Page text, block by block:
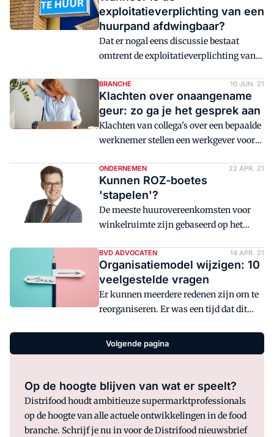
geregeld.
terecht zijn en een administratief
medewerker bekent geld te hebben
overgeboekt naar zijn privérekening. En
niet eenmalig of voor een klein bedrag.
exploitatieverplichting van een
huurpand afdwingbaar?
Dat er nogal eens discussie bestaat
omtrent de exploitatieverplichting van
Nadat een vestiging van Marqt in
Bussum verplaatst naar de overkant van
de straat, beroept de verhuurder zich op
deze verplichting in de
huurovereenkomst
BRANCHE 10 JUN. 21
Klachten over onaangename
geur: zo ga je het gesprek aan
Klachten van collega's over een bepaalde
werknemer stellen een werkgever voor
werkgever dit voldoende serieus nemen
om bestaande onvrede binnen een team
niet te laten escaleren; anderzijds moet
een werkgever in zekere mate
terughoudend zijn, omdat het ook een
ONDERNEMEN 22 APR. 21
Kunnen ROZ-boetes
'stapelen'?
De meeste huurovereenkomsten voor
winkelruimte zijn gebaseerd op het
Zaken (ROZ). In de algemene bepalingen
bij dat model is een boetebeding
opgenomen. Die bepaling leidt geregeld
tot discussie. Bijvoorbeeld over de vraag
of boetes 'stapelen' in die zin dat bij elke
boete verschuldigd is. In 2020 is die
vraag verschillende keren aan rechters
BVD ADVOCATEN 14 APR. 21
Organisatiemodel wijzigen: 10
veelgestelde vragen
Er kunnen meerdere redenen zijn om te
reorganiseren. Er was een tijd dat dit
supermarkten. Die tijd is even voorbij,
zij het dat ook nu het nog steeds iets is
Volgende pagina
Op de hoogte blijven van wat er speelt?
Distrifood houdt ambitieuze supermarktprofessionals
op de hoogte van alle actuele ontwikkelingen in de food
branche. Schrijf je nu in voor de Distrifood nieuwsbrief